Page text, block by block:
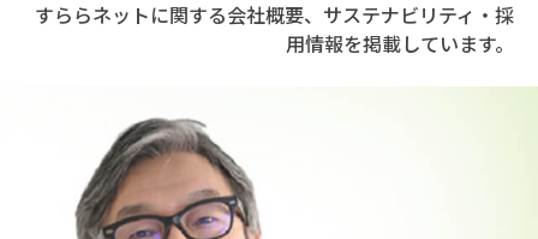
すららネットに関する会社概要、サステナビリティ・採
用情報を掲載しています。